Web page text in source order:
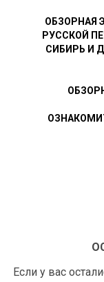
ОБЗОРНАЯ
РУССКОЙ
СИБИРЬ И
Если у вас